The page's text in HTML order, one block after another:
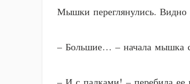
Мышки переглянулись.
– Большие… – начала мышка